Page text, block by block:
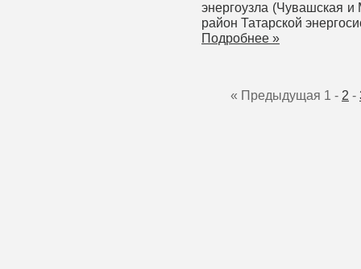
энергоузла (Чувашская и
район Татарской
Подробнее »
« Предыдущая 1 - 2 -